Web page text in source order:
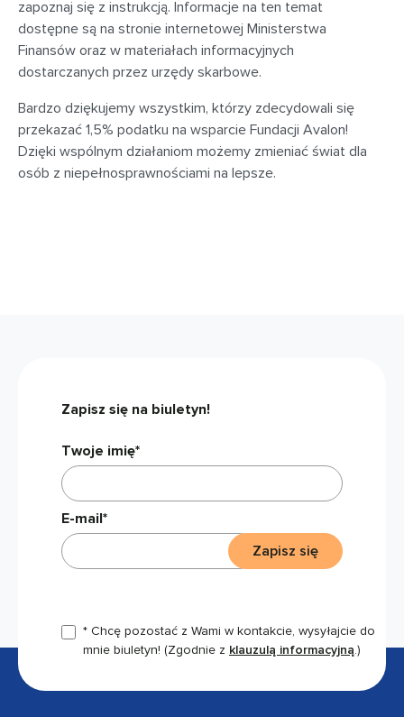
zapoznaj się z instrukcją. Informacje na ten temat
dostępne są na stronie internetowej Ministerstwa
Finansów oraz w materiałach informacyjnych
dostarczanych przez urzędy skarbowe.
Bardzo dziękujemy wszystkim, którzy zdecydowali się
przekazać 1,5% podatku na wsparcie Fundacji Avalon!
Dzięki wspólnym działaniom możemy zmieniać świat dla
osób z niepełnosprawnościami na lepsze.
Zapisz się na biuletyn!
Twoje imię*
E-mail*
* Chcę pozostać z Wami w kontakcie, wysyłajcie do
mnie biuletyn! (Zgodnie z klauzulą informacyjną.)
Zapisz się